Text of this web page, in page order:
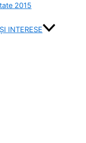
2015
INTERESE